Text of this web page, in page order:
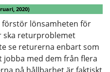
2020)
lönsamheten för
ska returproblemet
se returerna enbart som
med dem från flera